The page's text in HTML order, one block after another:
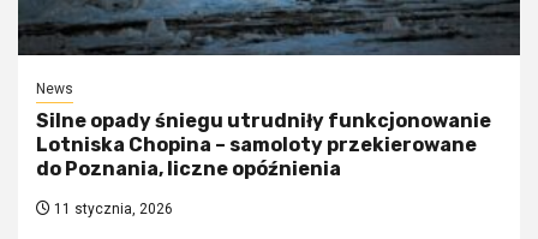
News
Silne opady śniegu utrudniły funkcjonowanie
Lotniska Chopina – samoloty przekierowane
do Poznania, liczne opóźnienia
11 stycznia, 2026